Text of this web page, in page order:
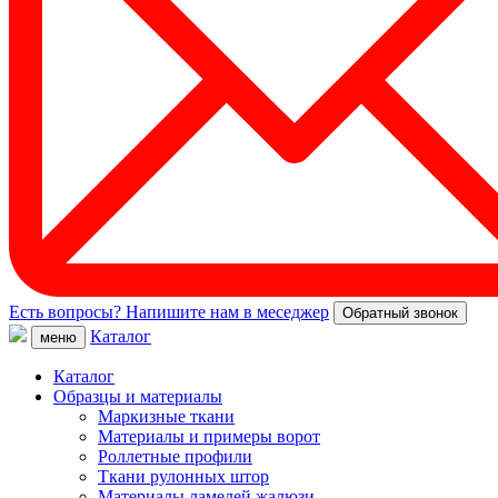
Есть вопросы? Напишите нам в меседжер
Обратный звонок
меню
Каталог
Каталог
Образцы и материалы
Маркизные ткани
Материалы и примеры ворот
Роллетные профили
Ткани рулонных штор